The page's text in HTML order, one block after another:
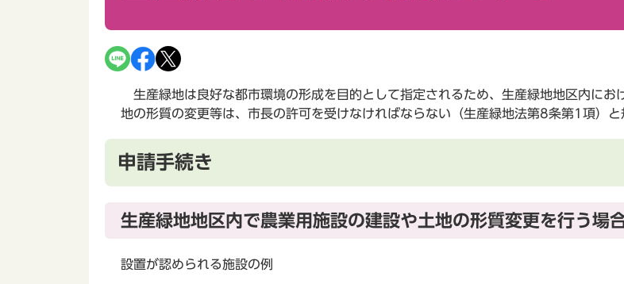
生産緑地は良好な都市環境の形成を目的として指定されるため、生産緑地地区内にお
地の形質の変更等は、市長の許可を受けなければならない（生産緑地法第8条第1項）と
申請手続き
生産緑地地区内で農業用施設の建設や土地の形質変更を行う場
設置が認められる施設の例